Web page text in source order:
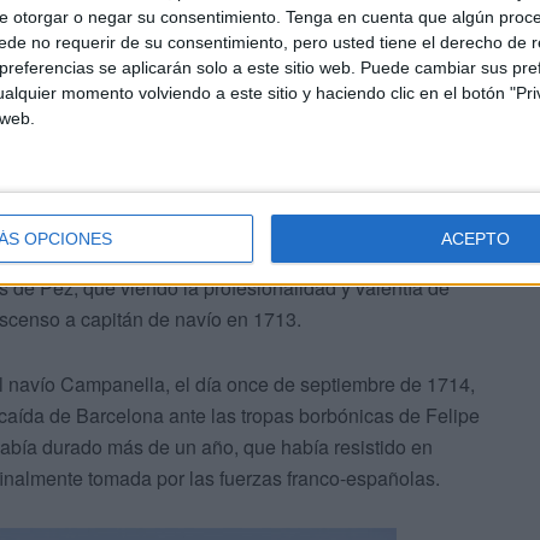
otorgar o negar su consentimiento. Tenga en cuenta que algún
no requerir de su consentimiento, pero usted tiene el derecho de
se aplicarán solo a este sitio web. Puede cambiar sus
momento volviendo a este sitio y haciendo clic en el botón
OPCIONES ACEPTO
el barco enemigo, para buscar el cuerpo a
con tripulaciones numéricamente inferiores,
tamaño.
de Pez, que viendo la profesionalidad y valentía de
a capitán de navío en 1713.
Campanella, el día once de septiembre de 1714,
de Barcelona ante las tropas borbónicas de Felipe
durado más de un año, que había resistido en
tomada por las fuerzas franco-españolas.